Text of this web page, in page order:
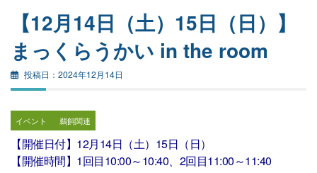
【12月14日（土）15日（日）】
まっくらうかい in the room
2024年12月14日
イベント 鵜飼関連
【開催日付】12月14日（土）15日（日）
【開催時間】1回目10:00～10:40、2回目11:00～11:40